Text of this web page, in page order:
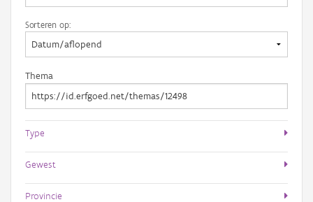
Sorteren op:
Thema
Type
Gewest
Provincie